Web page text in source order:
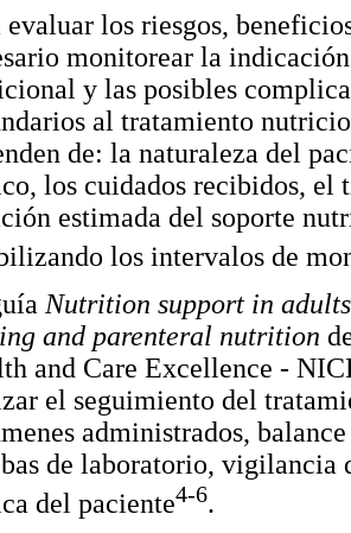
evaluar los riesgos,
monitorear la
y las posibles
al tratamiento
de: la naturaleza del
los cuidados recibidos, el
estimada del soporte
los intervalos de
Nutrition support in
and parenteral nutrition
and Care Excellence -
el seguimiento del
administrados,
de laboratorio, vigilancia
del paciente4-6.